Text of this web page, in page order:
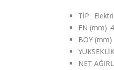
TİP
EN (mm)
BOY (mm)
NET